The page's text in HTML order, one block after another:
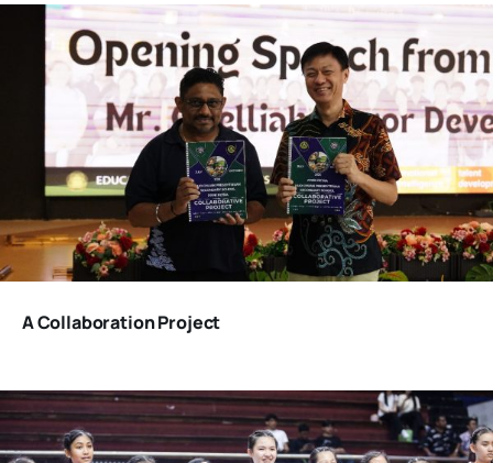
A Collaboration Project